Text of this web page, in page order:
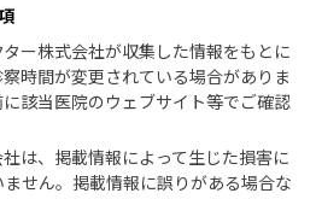
ー株式会社が収集した情報をもとに
時間が変更されている場合がありま
該当医院のウェブサイト等でご確認
は、掲載情報によって生じた損害に
せん。掲載情報に誤りがある場合な